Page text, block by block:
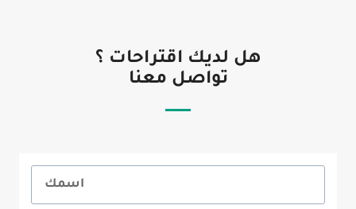
هل لديك اقتراحات ؟
تواصل معنا